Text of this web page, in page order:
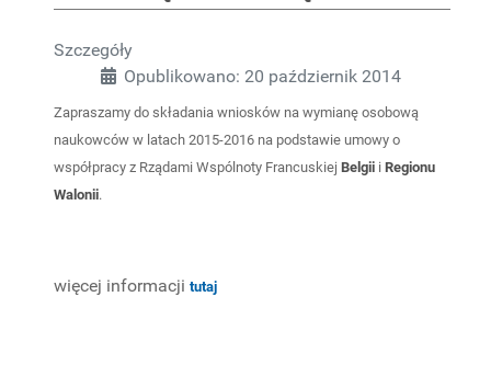
BADAWCZE
Szczegóły
Opublikowano: 20 październik 2014
Zapraszamy do składania wniosków na wymianę osobową
naukowców w latach 2015-2016 na podstawie umowy o
współpracy z Rządami Wspólnoty Francuskiej Belgii i Regionu
Walonii.
więcej informacji tutaj